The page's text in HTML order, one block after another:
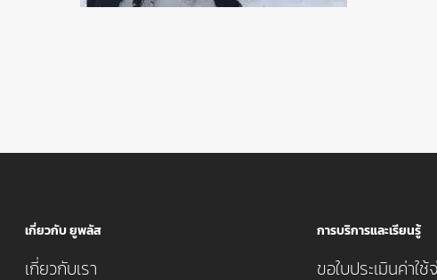
เกี่ยวกับ ยูพลัส
เกี่ยวกับเรา
การบริการและเรียนรู้
ขอใบประเมินค่าใช้